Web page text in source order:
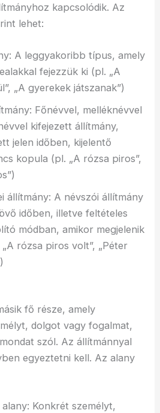
kapcsolódik. Az
lehet:
A leggyakoribb típus, amely
fejezzük ki (pl. „A
„A gyerekek játszanak”)
Főnévvel, melléknévvel
kifejezett állítmány,
jelen időben, kijelentő
kopula (pl. „A rózsa piros”,
állítmány: A névszói állítmány
időben, illetve feltételes
módban, amikor megjelenik
rózsa piros volt”, „Péter
fő része, amely
dolgot vagy fogalmat,
szól. Az állítmánnyal
egyeztetni kell. Az alany
Konkrét személyt,